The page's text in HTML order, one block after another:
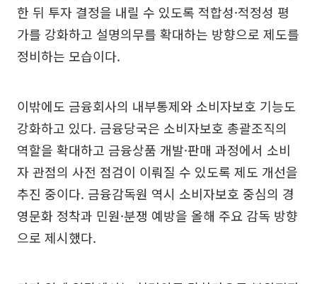
한 뒤 투자 결정을 내릴 수 있도록 적합성·적정성 평
가를 강화하고 설명의무를 확대하는 방향으로 제도를
정비하는 모습이다.
이밖에도 금융회사의 내부통제와 소비자보호 기능도
강화하고 있다. 금융당국은 소비자보호 총괄조직의
역할을 확대하고 금융상품 개발·판매 과정에서 소비
자 관점의 사전 점검이 이뤄질 수 있도록 제도 개선을
추진 중이다. 금융감독원 역시 소비자보호 중심의 경
영문화 정착과 민원·분쟁 예방을 올해 주요 감독 방향
으로 제시했다.